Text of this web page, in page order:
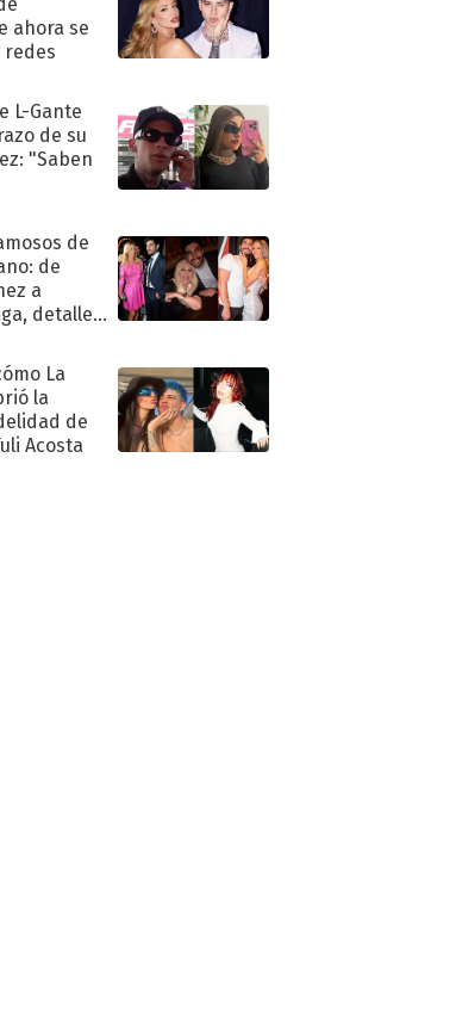
ahora se
redes
L-Gante
de su
"Saben
de
de
a
detalles
La
la
de
Acosta